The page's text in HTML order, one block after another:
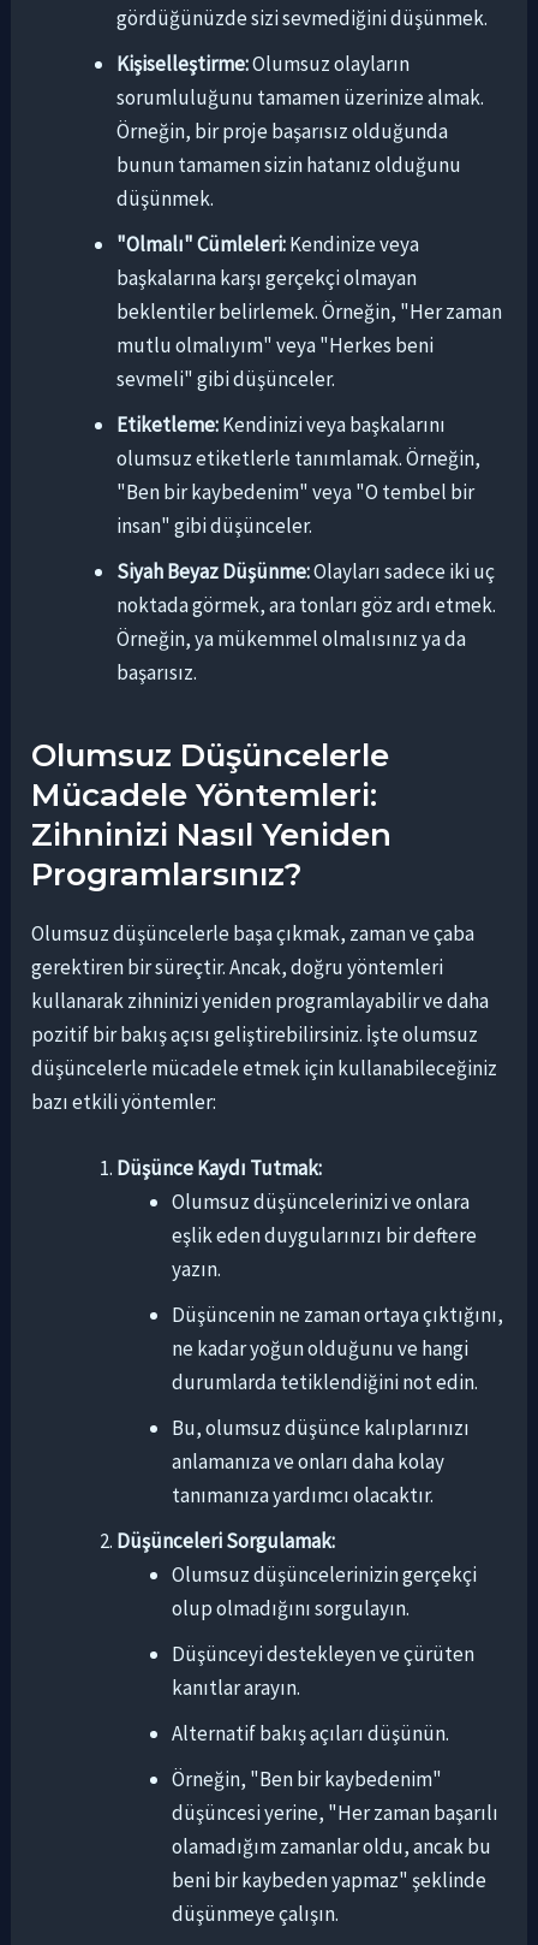
gördüğünüzde sizi sevmediğini düşünmek.
Kişiselleştirme:Olumsuz olayların
sorumluluğunu tamamen üzerinize almak.
Örneğin, bir proje başarısız olduğunda
bunun tamamen sizin hatanız olduğunu
düşünmek.
"Olmalı" Cümleleri:Kendinize veya
başkalarına karşı gerçekçi olmayan
beklentiler belirlemek. Örneğin, "Her zaman
mutlu olmalıyım" veya "Herkes beni
sevmeli" gibi düşünceler.
Etiketleme:Kendinizi veya başkalarını
olumsuz etiketlerle tanımlamak. Örneğin,
"Ben bir kaybedenim" veya "O tembel bir
insan" gibi düşünceler.
Siyah Beyaz Düşünme:Olayları sadece iki uç
noktada görmek, ara tonları göz ardı etmek.
Örneğin, ya mükemmel olmalısınız ya da
başarısız.
Olumsuz Düşüncelerle
Mücadele Yöntemleri:
Zihninizi Nasıl Yeniden
Programlarsınız?
Olumsuz düşüncelerle başa çıkmak, zaman ve çaba
gerektiren bir süreçtir. Ancak, doğru yöntemleri
kullanarak zihninizi yeniden programlayabilir ve daha
pozitif bir bakış açısı geliştirebilirsiniz. İşte olumsuz
düşüncelerle mücadele etmek için kullanabileceğiniz
bazı etkili yöntemler:
Düşünce Kaydı Tutmak:
Olumsuz düşüncelerinizi ve onlara
eşlik eden duygularınızı bir deftere
yazın.
Düşüncenin ne zaman ortaya çıktığını,
ne kadar yoğun olduğunu ve hangi
durumlarda tetiklendiğini not edin.
Bu, olumsuz düşünce kalıplarınızı
anlamanıza ve onları daha kolay
tanımanıza yardımcı olacaktır.
Düşünceleri Sorgulamak:
Olumsuz düşüncelerinizin gerçekçi
olup olmadığını sorgulayın.
Düşünceyi destekleyen ve çürüten
kanıtlar arayın.
Alternatif bakış açıları düşünün.
Örneğin, "Ben bir kaybedenim"
düşüncesi yerine, "Her zaman başarılı
olamadığım zamanlar oldu, ancak bu
beni bir kaybeden yapmaz" şeklinde
düşünmeye çalışın.